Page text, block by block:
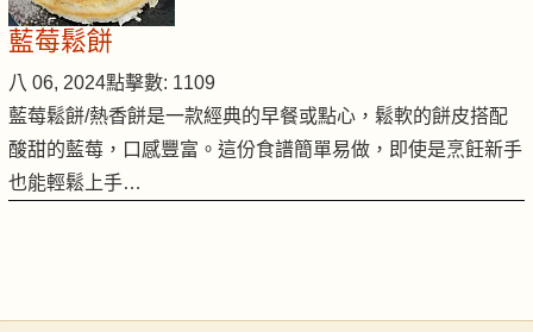
藍莓鬆餅
八 06, 2024點擊數: 1109
藍莓鬆餅/熱香餅是一款經典的早餐或點心，鬆軟的餅皮搭配
酸甜的藍莓，口感豐富。這份食譜簡單易做，即使是烹飪新手
也能輕鬆上手…